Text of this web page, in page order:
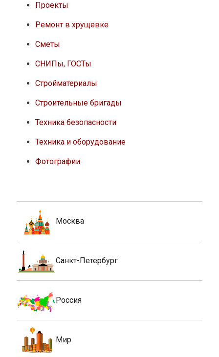
Проекты
Ремонт в хрущевке
Сметы
СНИПы, ГОСТы
Стройматериалы
Строительные бригады
Техника безопасности
Техника и оборудование
Фотографии
Москва
Санкт-Петербург
Россия
Мир